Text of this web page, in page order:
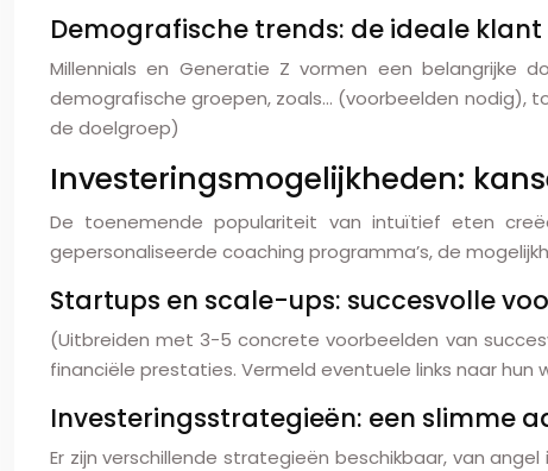
Demografische trends: de ideale klant
Millennials en Generatie Z vormen een belangrijke
demografische groepen, zoals… (voorbeelden nodig),
de doelgroep)
Investeringsmogelijkheden:
De toenemende populariteit van intuïtief eten
gepersonaliseerde coaching programma’s, de
Startups en scale-ups: succesvolle
(Uitbreiden met 3-5 concrete voorbeelden van
financiële prestaties. Vermeld eventuele links naar hun
Investeringsstrategieën: een slimme
Er zijn verschillende strategieën beschikbaar, van